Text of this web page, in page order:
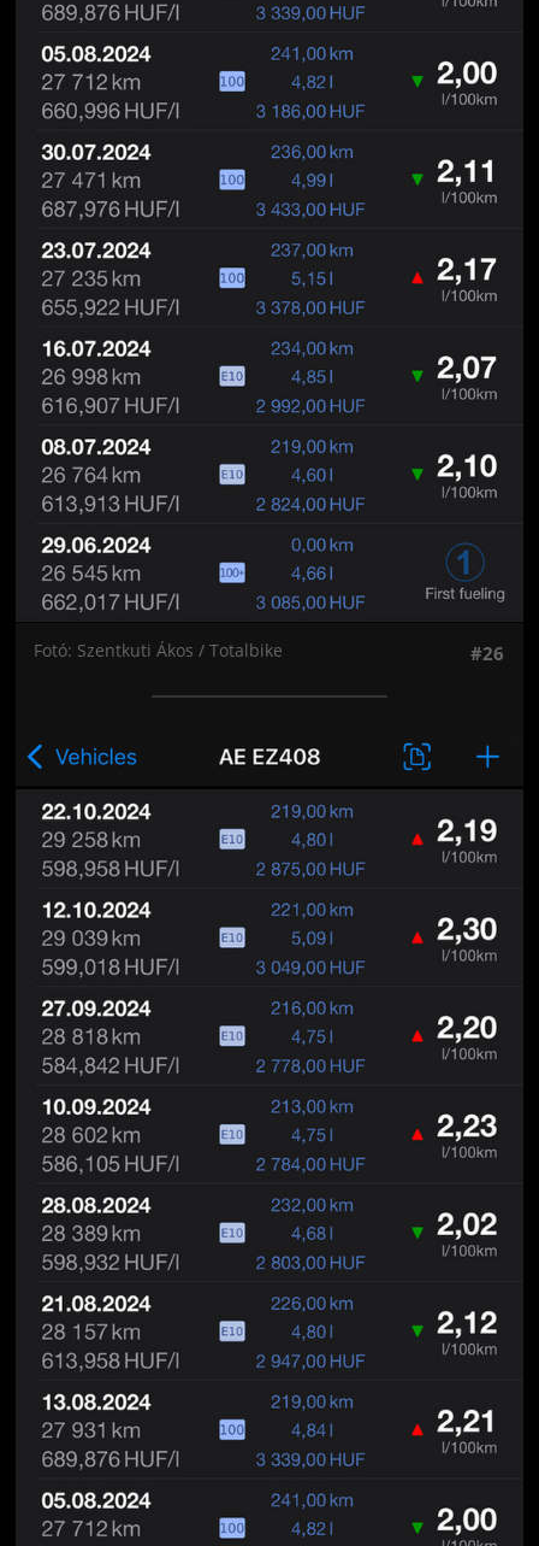
Fotó: Szentkuti Ákos / Totalbike #26
Jön még kép!